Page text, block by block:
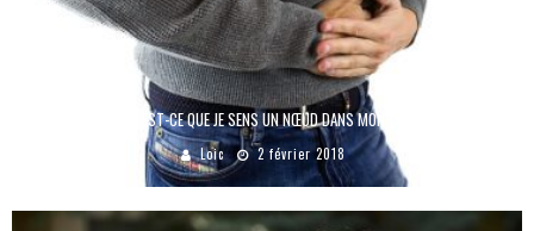
POURQUOI EST-CE QUE JE SENS UN NŒUD DANS MON ESTOMAC ?
Loic 2 février 2018